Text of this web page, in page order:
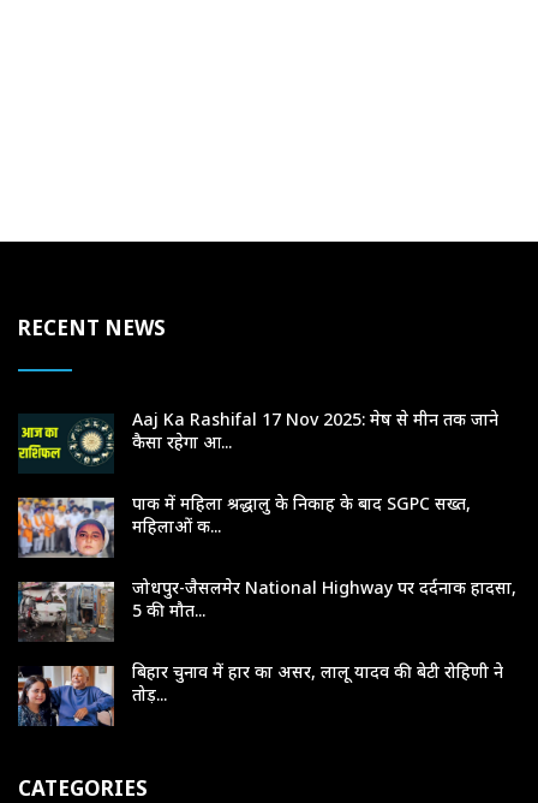
RECENT NEWS
Aaj Ka Rashifal 17 Nov 2025: मेष से मीन तक जाने
कैसा रहेगा आ...
पाक में महिला श्रद्धालु के निकाह के बाद SGPC सख्त,
महिलाओं क...
जोधपुर-जैसलमेर National Highway पर दर्दनाक हादसा,
5 की मौत...
बिहार चुनाव में हार का असर, लालू यादव की बेटी रोहिणी ने
तोड़...
CATEGORIES